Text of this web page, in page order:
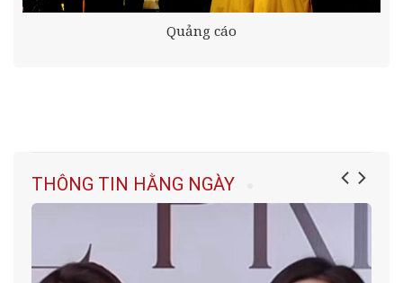
Quảng cáo
THÔNG TIN HẰNG NGÀY